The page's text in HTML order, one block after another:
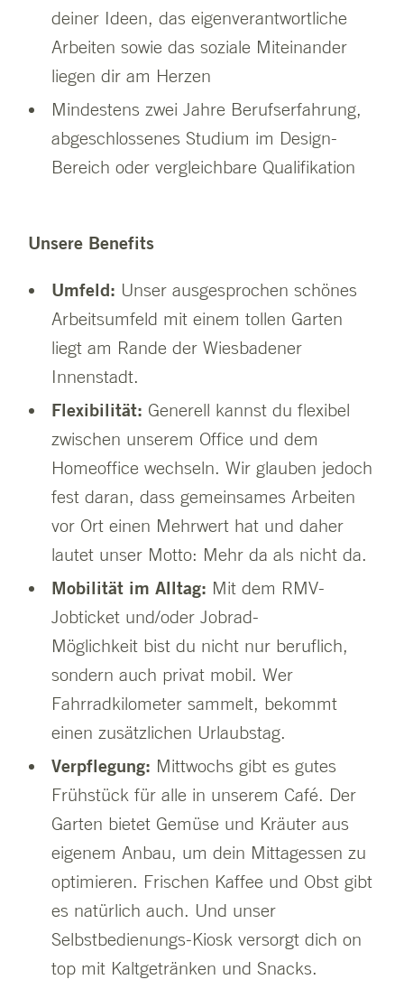
deiner Ideen, das eigenverantwortliche
Arbeiten sowie das soziale Miteinander
liegen dir am Herzen
Mindestens zwei Jahre Berufserfahrung,
abgeschlossenes Studium im Design-
Bereich oder vergleichbare Qualifikation
Unsere Benefits
Umfeld: Unser ausgesprochen schönes
Arbeitsumfeld mit einem tollen Garten
liegt am Rande der Wiesbadener
Innenstadt.
Flexibilität: Generell kannst du flexibel
zwischen unserem Office und dem
Homeoffice wechseln. Wir glauben jedoch
fest daran, dass gemeinsames Arbeiten
vor Ort einen Mehrwert hat und daher
lautet unser Motto: Mehr da als nicht da.
Mobilität im Alltag: Mit dem RMV-
Jobticket und/oder Jobrad-
Möglichkeit bist du nicht nur beruflich,
sondern auch privat mobil. Wer
Fahrradkilometer sammelt, bekommt
einen zusätzlichen Urlaubstag.
Verpflegung: Mittwochs gibt es gutes
Frühstück für alle in unserem Café. Der
Garten bietet Gemüse und Kräuter aus
eigenem Anbau, um dein Mittagessen zu
optimieren. Frischen Kaffee und Obst gibt
es natürlich auch. Und unser
Selbstbedienungs-Kiosk versorgt dich on
top mit Kaltgetränken und Snacks.